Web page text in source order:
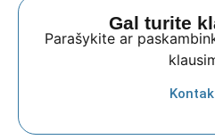
Gal turite
Parašykite ar